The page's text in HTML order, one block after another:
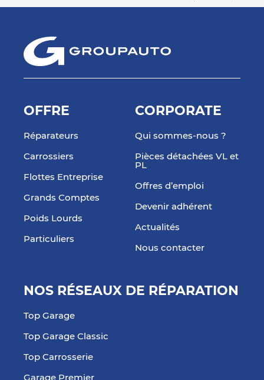
OFFRE
Réparateurs
Carrossiers
Flottes Entreprise
Grands Comptes
Poids Lourds
Particuliers
CORPORATE
Qui sommes-nous ?
Pièces détachées VL et
PL
Offres d’emploi
Devenir adhérent
Actualités
Nous contacter
NOS RÉSEAUX DE RÉPARATION
Top Garage
Top Garage Classic
Top Carrosserie
Garage Premier